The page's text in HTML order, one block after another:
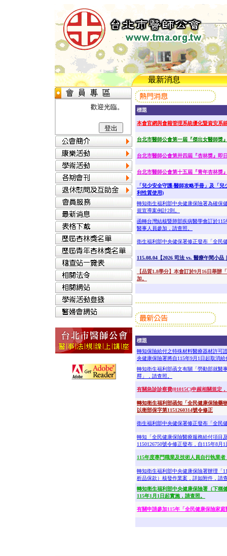
最新消息
歡迎光臨。 標題
本會官網與會籍管理系統優化暨資安系
台北市醫師公會第一屆『傑出女醫師獎
台北市醫師公會第卅四屆『杏林獎』即
台北市醫師公會第十五屆『青年杏林獎
「兒少安全守護-醫師攻略手冊」及「
利性質使用)
轉知衛生福利部中央健康保險署為確保
規宣導案例計2則。
函轉台灣結核暨肺部疾病醫學會訂於
醫事人員參加，請查照。
衛生福利部中央健保署修正發布「全民
115.08.04【2026 司法 vs. 醫療午間小
【品質1.8學分】本會訂於9月16日舉
加。
標題
轉知保險給付之特殊材料醫療器材許可
央健康保險署將自115年9月1日起取消
轉知衛生福利部函文有關「勞動部就醫
釋」，請查照。
有關急診診察費(01015C)申赧相關規定
轉知衛生福利部函知「全民健康保險藥
以衛部保字第1151260314號令修正
衛生福利部中央健保署修正發布「全民
轉知「全民健康保險醫療服務給付項目
1150126750號令修正發布，自115年8月
115年度專門職業及技術人員自行執業
轉知衛生福利部中央健康保險署辦理「
析品保款）核發作業案，詳如附件，請
轉知衛生福利部中央健康保險署（下稱
115年1月1日起實施，請查照。
有關申請參加115年「全民健康保險家